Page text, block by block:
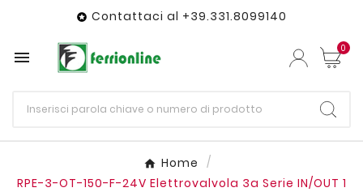
 Contattaci al +39.331.8099140
 0
Home
RPE-3-OT-150-F-24V Elettrovalvola 3a Serie IN/OUT 1